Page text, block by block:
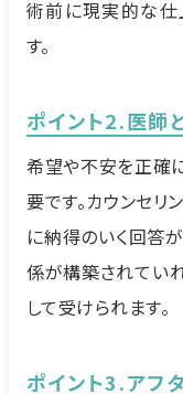
術前に現実的な仕
す。
ポイント2.医師
希望や不安を正確
要です。カウンセリ
に納得のいく回答
係が構築されてい
して受けられます。
ポイント3.アフ